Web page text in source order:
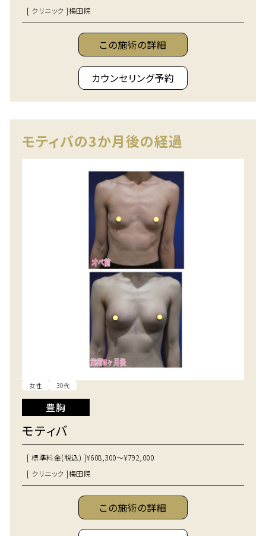
[ クリニック ]梅田院
この施術の詳細
カウンセリング予約
モティバの3か月後の経過
女性 30代
豊胸
モティバ
[ 標準料金(税込) ]¥608,300～¥792,000
[ クリニック ]梅田院
この施術の詳細